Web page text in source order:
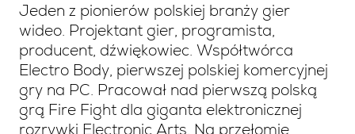
Jeden z pionierów polskiej branży gier
wideo. Projektant gier, programista,
producent, dźwiękowiec. Współtwórca
Electro Body, pierwszej polskiej komercyjnej
gry na PC. Pracował nad pierwszą polską
grą Fire Fight dla giganta elektronicznej
rozrywki Electronic Arts. Na przełomie